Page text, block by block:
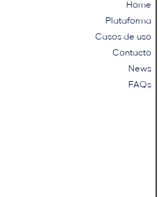
Home
Plataforma
Casos de uso
Contacto
News
FAQs